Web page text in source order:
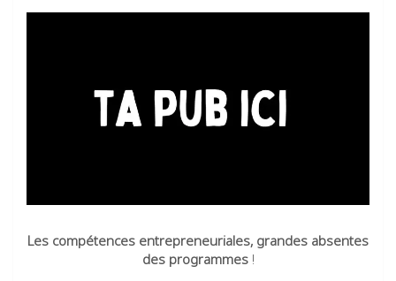
Les compétences entrepreneuriales, grandes absentes
des programmes!